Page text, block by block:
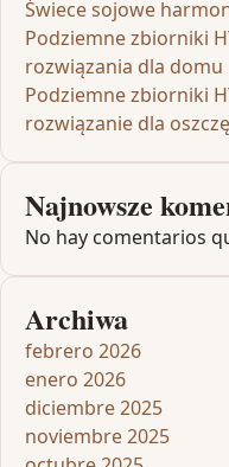
Świece sojowe
Podziemne zbiorniki
rozwiązania dla domu
Podziemne zbiorniki
rozwiązanie dla
Najnowsze
No hay comentarios
Archiwa
febrero 2026
enero 2026
diciembre 2025
noviembre 2025